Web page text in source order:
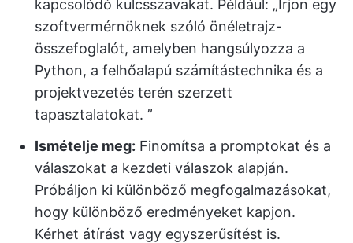
kapcsolódó kulcsszavakat. Például: „Írjon egy
szoftvermérnöknek szóló önéletrajz-
összefoglalót, amelyben hangsúlyozza a
Python, a felhőalapú számítástechnika és a
projektvezetés terén szerzett
tapasztalatokat. ”
Ismételje meg: Finomítsa a promptokat és a
válaszokat a kezdeti válaszok alapján.
Próbáljon ki különböző megfogalmazásokat,
hogy különböző eredményeket kapjon.
Kérhet átírást vagy egyszerűsítést is.